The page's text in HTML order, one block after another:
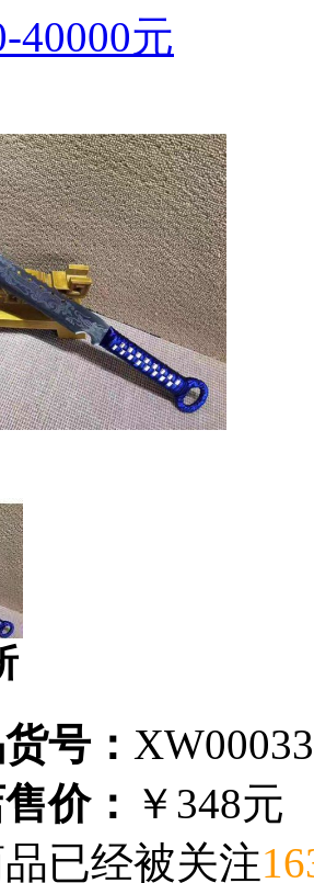
40000元
号：
价： ￥348元
已经被关注